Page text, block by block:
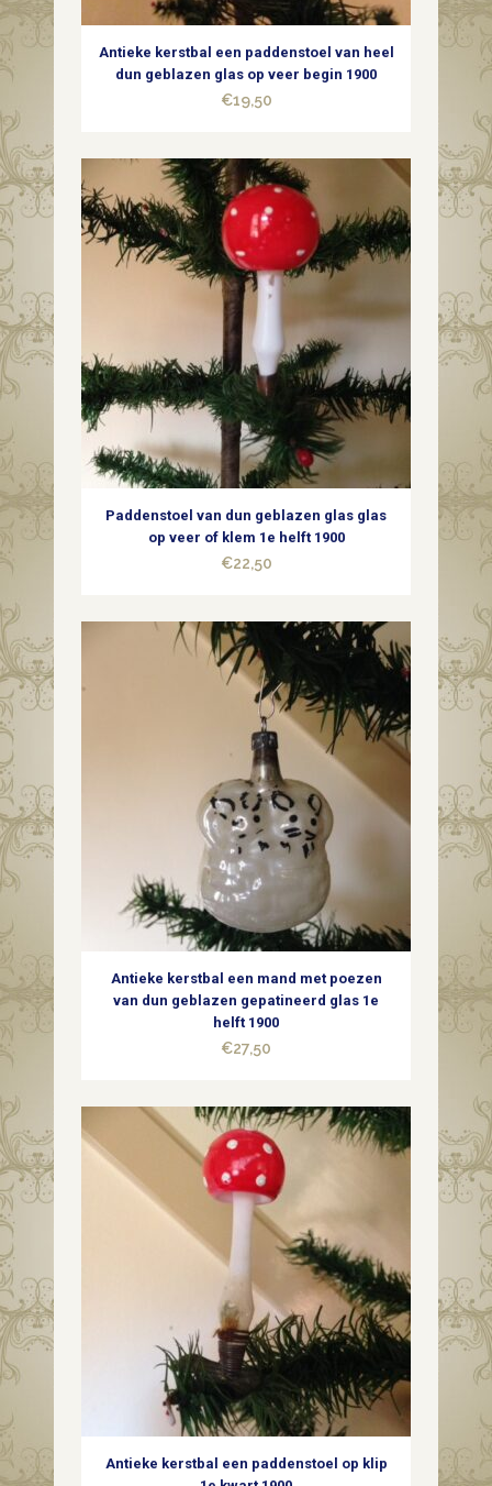
1e
helft
Antieke kerstbal een paddenstoel van heel
dun geblazen glas op veer begin 1900
€19,50
Paddenstoel van dun geblazen glas glas
op veer of klem 1e helft 1900
€22,50
Antieke kerstbal een mand met poezen
van dun geblazen gepatineerd glas 1e
helft 1900
€27,50
Antieke kerstbal een paddenstoel op klip